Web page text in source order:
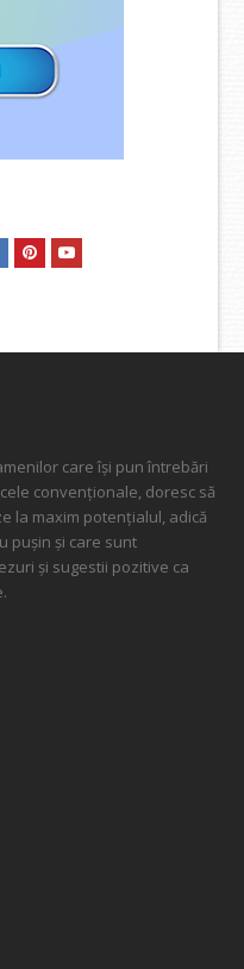
PinterestYoutube
care își pun întrebări
convenționale, doresc să
la maxim potențialul, adică
pușin și care sunt
și sugestii pozitive ca